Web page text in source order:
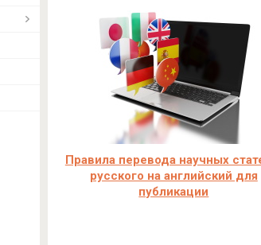
Правила перевода научных
русского на английский для
публикации